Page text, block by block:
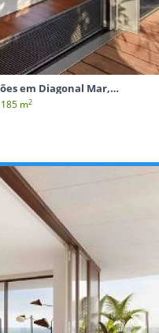
em Diagonal Mar,
m2